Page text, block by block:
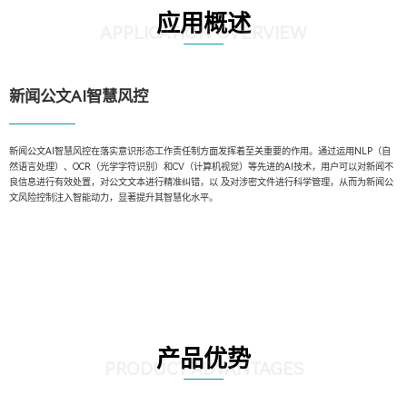
应用概述
APPLICATION OVERVIEW
新闻公文AI智慧风控
新闻公文AI智慧风控在落实意识形态工作责任制方面发挥着至关重要的作用。通过运用NLP（自
然语言处理）、OCR（光学字符识别）和CV（计算机视觉）等先进的AI技术，用户可以对新闻不
良信息进行有效处置，对公文文本进行精准纠错，以 及对涉密文件进行科学管理，从而为新闻公
文风险控制注入智能动力，显著提升其智慧化水平。
产品优势
PRODUCT ADVANTAGES